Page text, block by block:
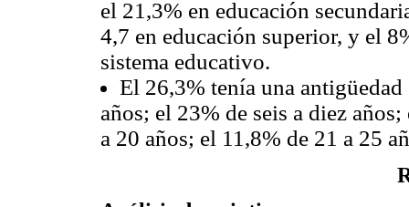
el 21,3% en educación
4,7 en educación superior, y el
sistema educativo.
El 26,3% tenía una
años; el 23% de seis a diez
a 20 años; el 11,8% de 21 a 25